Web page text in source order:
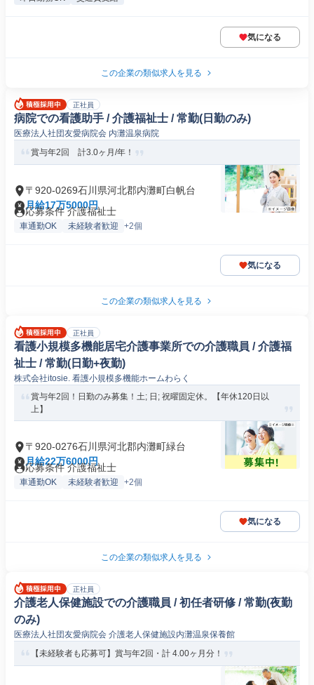
気になる
この企業の類似求人を見る
正社員
病院での看護助手 / 介護福祉士 / 常勤(日勤のみ)
医療法人社団友愛病院会 内灘温泉病院
賞与年2回 計3.0ヶ月/年！
〒920-0269石川県河北郡内灘町白帆台
月給17万5000円
応募条件 介護福祉士
車通勤OK 未経験者歓迎 +2個
気になる
この企業の類似求人を見る
正社員
看護小規模多機能居宅介護事業所での介護職員 / 介護福
祉士 / 常勤(日勤+夜勤)
株式会社itosie. 看護小規模多機能ホームわらく
賞与年2回！日勤のみ募集！土; 日; 祝曜固定休。【年休120日以
上】
〒920-0276石川県河北郡内灘町緑台
月給22万6000円
応募条件 介護福祉士
車通勤OK 未経験者歓迎 +2個
気になる
この企業の類似求人を見る
正社員
介護老人保健施設での介護職員 / 初任者研修 / 常勤(夜勤
のみ)
医療法人社団友愛病院会 介護老人保健施設内灘温泉保養館
【未経験者も応募可】賞与年2回・計 4.00ヶ月分！